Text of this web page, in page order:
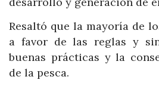
Resaltó que la mayoría de
a favor de las reglas y
buenas prácticas y la
de la pesca.